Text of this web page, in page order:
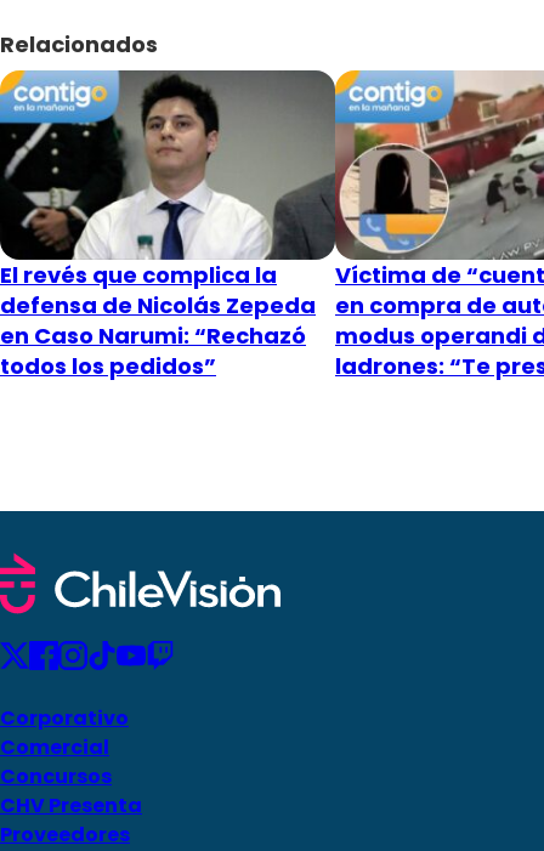
Relacionados
El revés que complica la
defensa de Nicolás Zepeda
en Caso Narumi: “Rechazó
todos los pedidos”
Víctima de
en compra de
modus operandi
ladrones: “Te
Corporativo
Comercial
Concursos
CHV Presenta
Proveedores